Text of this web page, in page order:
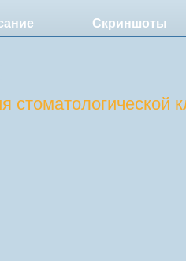
Скриншоты
стоматологической